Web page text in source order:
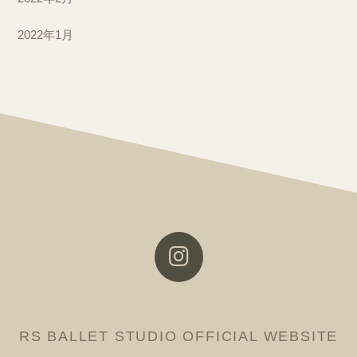
2022年1月
RS BALLET STUDIO OFFICIAL WEBSITE